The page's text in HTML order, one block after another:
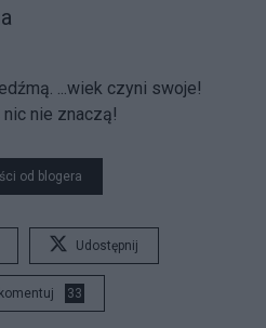
...wiek czyni swoje!
nie znaczą!
od blogera
Udostępnij
33